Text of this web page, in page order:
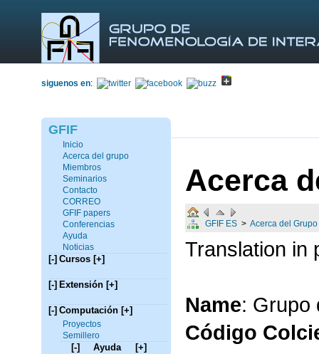
siguenos en:
Acerca
GFIF ES > Acerca del Grupo
Translation in
Name: Grupo
Código
GFIF
Inicio
Acerca del grupo
Miembros
Seminarios
Contacto
CORREO
GFIF papers
Conferencias
Ayuda
Noticias
[-] Cursos [+]
[-] Extensión [+]
[-] Computación [+]
Proyectos
Semillero
[-] Ayuda
[+]